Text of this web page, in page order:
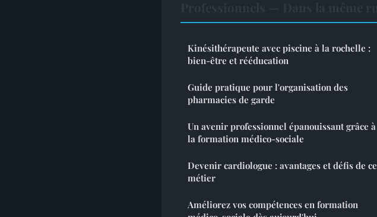
Kinésithérapeute avec piscine à la rochelle :
bien-être et rééducation
Guide pratique pour l'organisation des
pharmacies de garde
Un avenir professionnel épanouissant grâce à
la formation médico-sociale
Devenir cardiologue : avantages et défis de ce
métier
Améliorez vos compétences en formation